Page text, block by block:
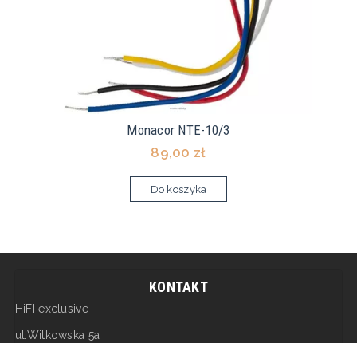
Monacor NTE-10/3
89,00 zł
Do koszyka
KONTAKT
HiFI exclusive
ul.Witkowska 5a